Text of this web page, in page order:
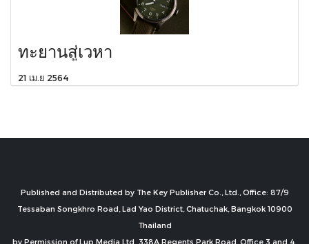
ทะยานสู่เวหา
21 เม.ย 2564
Published and Distributed by The Key Publisher Co., Ltd., Office: 87/9
Tessaban Songkhro Road, Lad Yao District, Chatuchak, Bangkok 10900
Thailand
by Permission of Lup Media Ltd. 338A Regents Park Road, Office 3 and 4,